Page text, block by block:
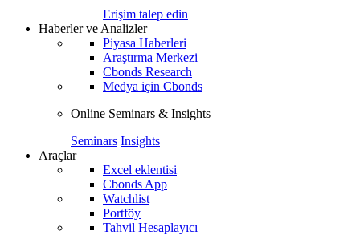
Erişim talep edin
Haberler ve Analizler
Piyasa Haberleri
Araştırma Merkezi
Cbonds Research
Medya için Cbonds
Online Seminars & Insights
Seminars Insights
Araçlar
Excel eklentisi
Cbonds App
Watchlist
Portföy
Tahvil Hesaplayıcı